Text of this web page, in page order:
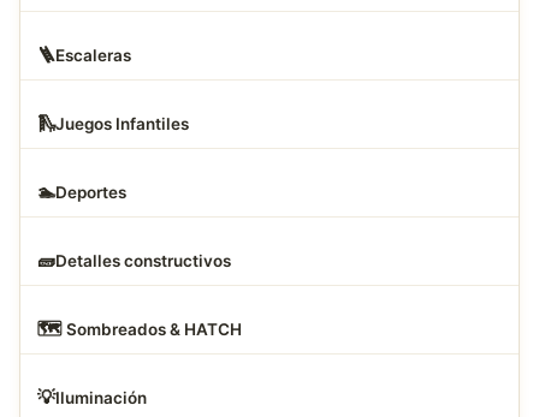
🪜Escaleras
🛝Juegos Infantiles
🏊Deportes
🧱Detalles constructivos
🗺️ Sombreados & HATCH
💡Iluminación